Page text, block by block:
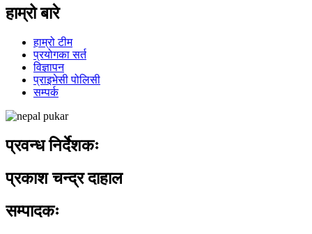
हाम्रो बारे
हाम्रो टीम
प्रयोगका सर्त
विज्ञापन
प्राइभेसी पोलिसी
सम्पर्क
प्रवन्ध निर्देशकः
प्रकाश चन्द्र दाहाल
सम्पादकः